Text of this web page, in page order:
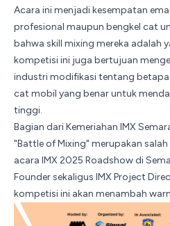
Acara ini menjadi kesempatan
profesional maupun bengkel cat
bahwa skill mixing mereka adalah
kompetisi ini juga bertujuan
industri modifikasi tentang
cat mobil yang benar untuk
tinggi.
Bagian dari Kemeriahan IMX
"Battle of Mixing" merupakan
acara IMX 2025 Roadshow di
Founder sekaligus IMX Project
kompetisi ini akan menambah